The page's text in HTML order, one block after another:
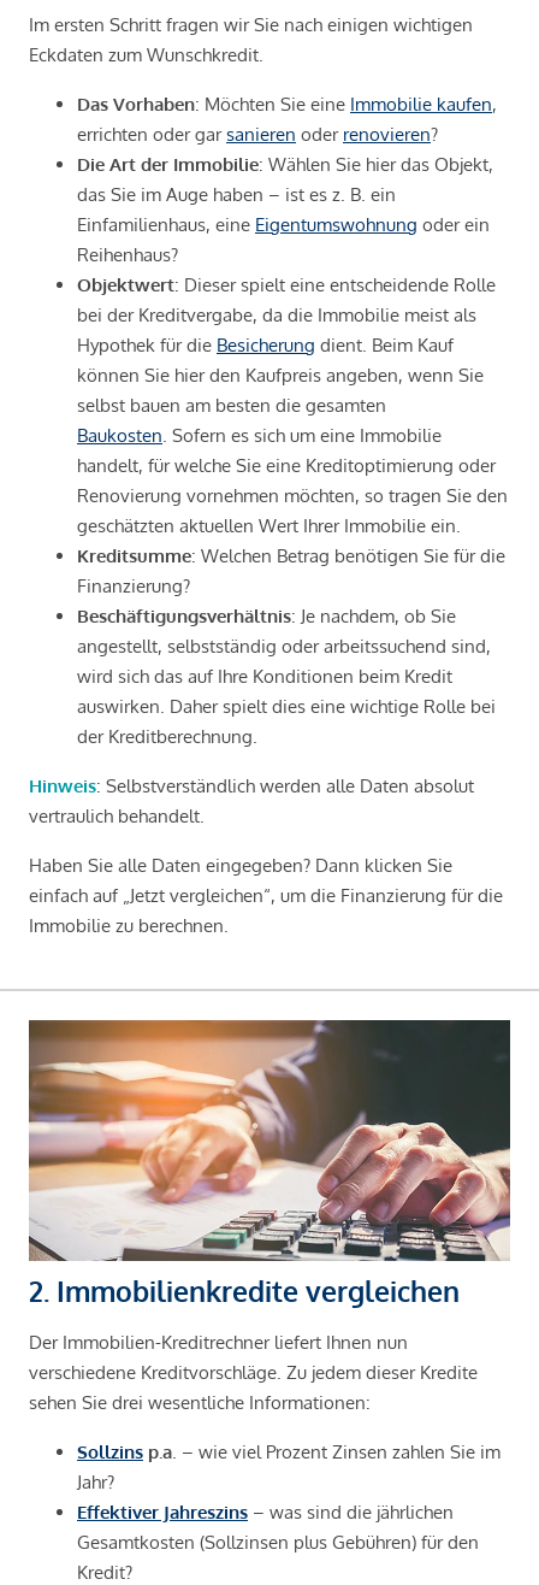
Im ersten Schritt fragen wir Sie nach einigen wichtigen
Eckdaten zum Wunschkredit.
Das Vorhaben: Möchten Sie eine Immobilie kaufen,
errichten oder garsanieren oder renovieren?
Die Art der Immobilie: Wählen Sie hier das Objekt,
das Sie im Auge haben – ist es z. B. ein
Einfamilienhaus, eine Eigentumswohnung oder ein
Reihenhaus?
Objektwert: Dieser spielt eine entscheidende Rolle
bei der Kreditvergabe, da die Immobilie meist als
Hypothek für die Besicherung dient. Beim Kauf
können Sie hier den Kaufpreis angeben, wenn Sie
selbst bauen am besten die gesamten
Baukosten . Sofern es sich um eine Immobilie
handelt, für welche Sie eine Kreditoptimierung oder
Renovierung vornehmen möchten, so tragen Sie den
geschätzten aktuellen Wert Ihrer Immobilie ein.
Kreditsumme: Welchen Betrag benötigen Sie für die
Finanzierung?
Beschäftigungsverhältnis: Je nachdem, ob Sie
angestellt, selbstständig oder arbeitssuchend sind,
wird sich das auf Ihre Konditionen beim Kredit
auswirken. Daher spielt dies eine wichtige Rolle bei
der Kreditberechnung.
Hinweis: Selbstverständlich werden alle Daten absolut
vertraulich behandelt.
Haben Sie alle Daten eingegeben? Dann klicken Sie
einfach auf „Jetzt vergleichen“, um die Finanzierung für die
Immobilie zu berechnen.
2. Immobilienkredite vergleichen
Der Immobilien-Kreditrechner liefert Ihnen nun
verschiedene Kreditvorschläge. Zu jedem dieser Kredite
sehen Sie drei wesentliche Informationen:
Sollzins p.a . – wie viel Prozent Zinsen zahlen Sie im
Jahr?
Effektiver Jahreszins – was sind die jährlichen
Gesamtkosten (Sollzinsen plus Gebühren) für den
Kredit?